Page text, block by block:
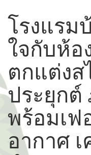
โรงแรม
ใจกับห้อ
ตกแต่ง
ประยุกต์
พร้อมเฟ
อากาศ